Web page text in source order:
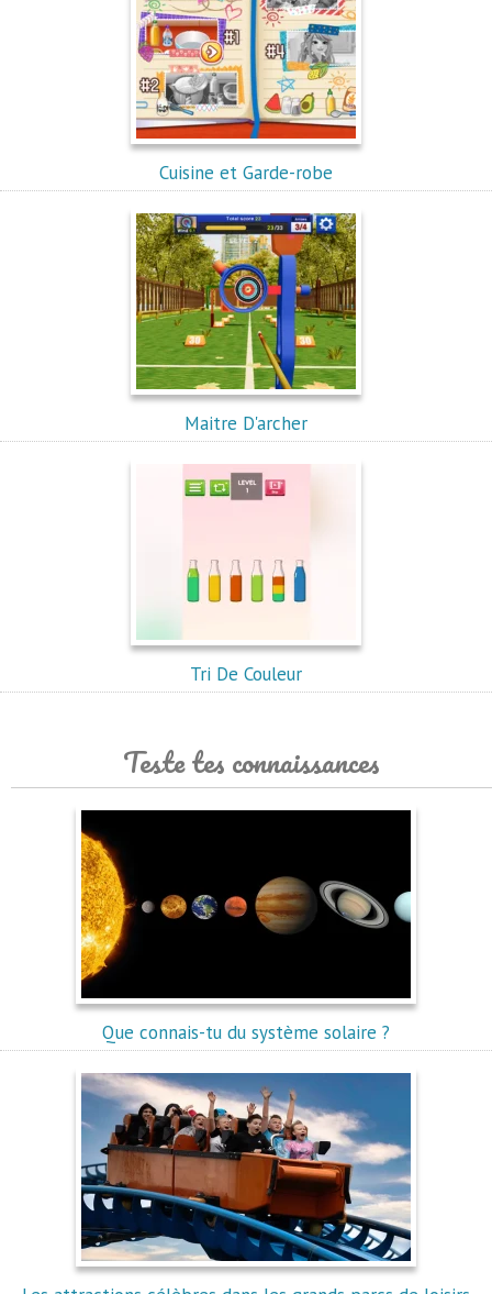
Cuisine et Garde-robe
Maitre D'archer
Tri De Couleur
Teste tes connaissances
Que connais-tu du système solaire ?